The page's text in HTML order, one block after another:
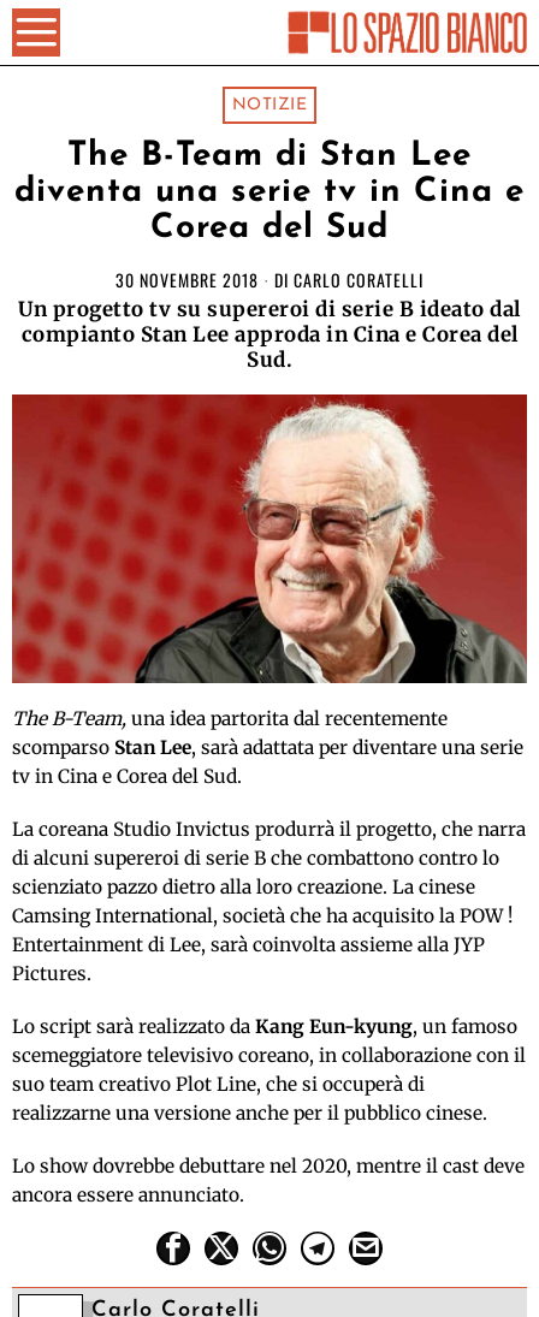
NOTIZIE
The B-Team di Stan Lee
diventa una serie tv in Cina e
Corea del Sud
30 NOVEMBRE 2018 DI CARLO CORATELLI
Un progetto tv su supereroi di serie B ideato dal
compianto Stan Lee approda in Cina e Corea del
Sud.
The B-Team, una idea partorita dal recentemente
scomparso Stan Lee, sarà adattata per diventare una serie
tv in Cina e Corea del Sud.
La coreana Studio Invictus produrrà il progetto, che narra
di alcuni supereroi di serie B che combattono contro lo
scienziato pazzo dietro alla loro creazione. La cinese
Camsing International, società che ha acquisito la POW !
Entertainment di Lee, sarà coinvolta assieme alla JYP
Pictures.
Lo script sarà realizzato da Kang Eun-kyung, un famoso
scemeggiatore televisivo coreano, in collaborazione con il
suo team creativo Plot Line, che si occuperà di
realizzarne una versione anche per il pubblico cinese.
Lo show dovrebbe debuttare nel 2020, mentre il cast deve
ancora essere annunciato.
Carlo Coratelli